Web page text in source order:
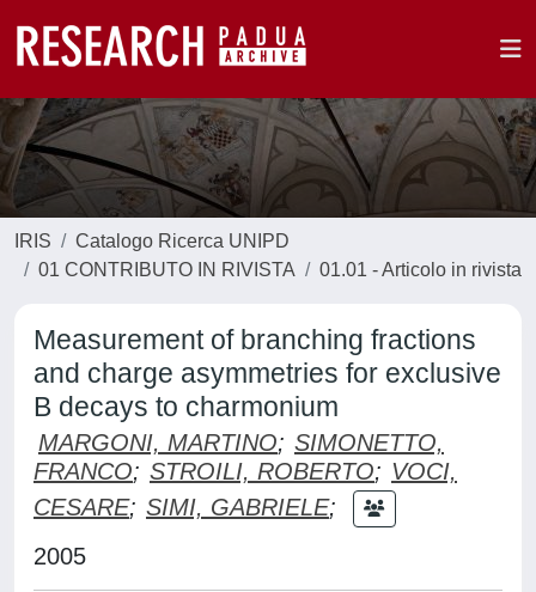
IRIS
Catalogo Ricerca UNIPD
01 CONTRIBUTO IN RIVISTA
01.01 - Articolo in rivista
Measurement of branching fractions
and charge asymmetries for exclusive
B decays to charmonium
MARGONI, MARTINO; SIMONETTO,
FRANCO; STROILI, ROBERTO; VOCI,
CESARE; SIMI, GABRIELE;
2005